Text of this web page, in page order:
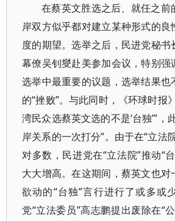
在蔡英文胜选之后、就任之前
岸双方似乎都对建立某种形式的良
度的期望。选举之后，民进党秘书
幕僚吴钊燮赴美参加会议，特别强
选举中最重要的议题，选举结果也
的“挫败”。与此同时，《环球时报
湾民众选蔡英文选的不是‘台独’”，
岸关系的一次打分”。由于在“立法
对多数，民进党在“立法院”推动“
大大增高。在这期间，蔡英文也对
欲动的“台独”言行进行了或多或
党“立法委员”高志鹏提出废除在“